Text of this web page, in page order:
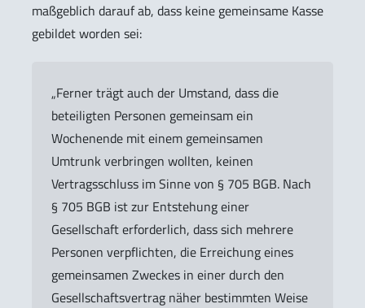
maßgeblich darauf ab, dass keine gemeinsame Kasse
gebildet worden sei:
„Ferner trägt auch der Umstand, dass die
beteiligten Personen gemeinsam ein
Wochenende mit einem gemeinsamen
Umtrunk verbringen wollten, keinen
Vertragsschluss im Sinne von § 705 BGB. Nach
§ 705 BGB ist zur Entstehung einer
Gesellschaft erforderlich, dass sich mehrere
Personen verpflichten, die Erreichung eines
gemeinsamen Zweckes in einer durch den
Gesellschaftsvertrag näher bestimmten Weise